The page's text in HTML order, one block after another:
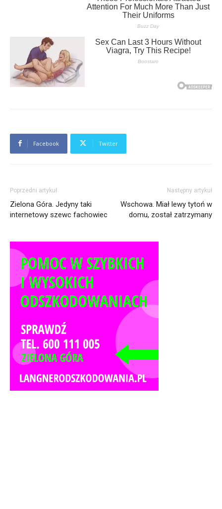
Facebook Twitter
Poprzedni artykuł
Zielona Góra. Jedyny taki
internetowy szewc fachowiec
Następny artykuł
Wschowa. Miał lewy tytoń w
domu, został zatrzymany